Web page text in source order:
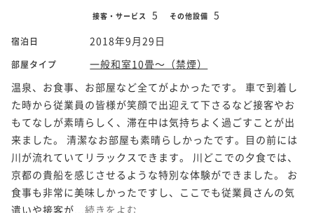
接客・サービス 5 その他設備 5
宿泊日 2018年9月29日
部屋タイプ
一般和室10畳～（禁煙）
温泉、お食事、お部屋など全てがよかったです。 車で到着し
た時から従業員の皆様が笑顔で出迎えて下さるなど接客やお
もてなしが素晴らしく、滞在中は気持ちよく過ごすことが出
来ました。 清潔なお部屋も素晴らしかったです。目の前には
川が流れていてリラックスできます。 川どこでの夕食では、
京都の貴船を感じさせるような特別な体験ができました。 お
食事も非常に美味しかったですし、ここでも従業員さんの気
遣いや接客が... 続きをよむ